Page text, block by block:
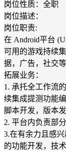
岗位性质：全职
岗位描述：
岗位职责:
在 Android平台
可用的游戏持续
据，广告，社交等
拓展业务：
1. 承托全工作流
续集成提测功能
脚本开发，版本
2. 平台内负责部
3.在有余力且感
的功能开发，技